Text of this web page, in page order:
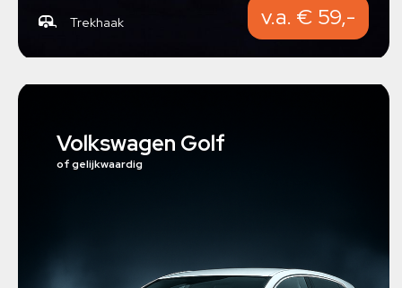
Trekhaak v.a. € 59,-
Volkswagen Golf
of gelijkwaardig